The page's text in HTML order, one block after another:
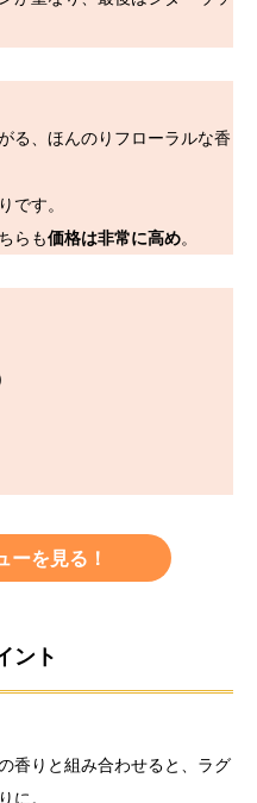
る、ほんのりフローラルな香
です。
らも価格は非常に高め。
ーを見る！
ント
香りと組み合わせると、ラグ
に。